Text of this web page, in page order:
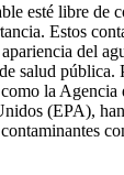
esté libre de
Estos
del
salud pública.
la Agencia
(EPA),